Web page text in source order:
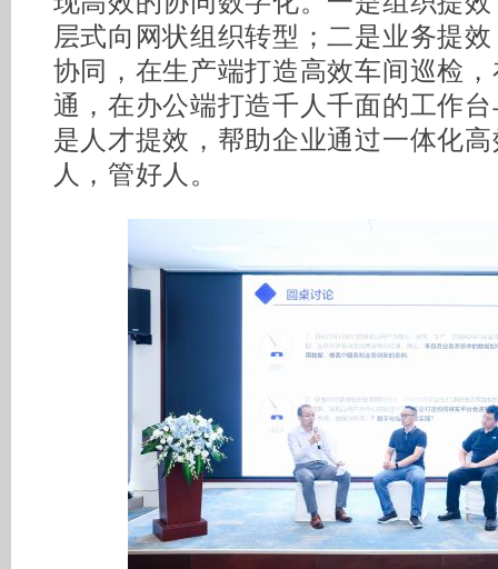
层式向网状组织转型；二是业务提
协同，在生产端打造高效车间巡检
通，在办公端打造千人千面的工作
是人才提效，帮助企业通过一体化
人，管好人。